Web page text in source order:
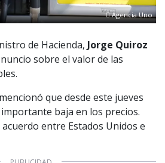
Agencia Uno
de Hacienda, Jorge Quiroz
sobre el valor de las
mencionó que desde este jueves
baja en los precios.
entre Estados Unidos e